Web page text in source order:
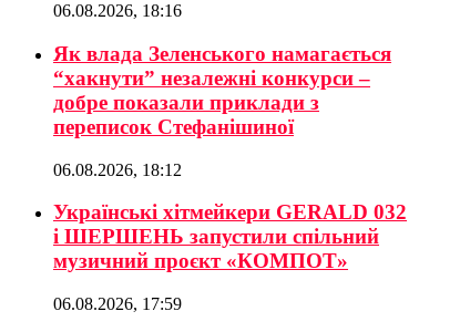
06.08.2026, 18:16
Як влада Зеленського намагається
“хакнути” незалежні конкурси –
добре показали приклади з
переписок Стефанішиної
06.08.2026, 18:12
Українські хітмейкери GERALD 032
і ШЕРШЕНЬ запустили спільний
музичний проєкт «КОМПОТ»
06.08.2026, 17:59